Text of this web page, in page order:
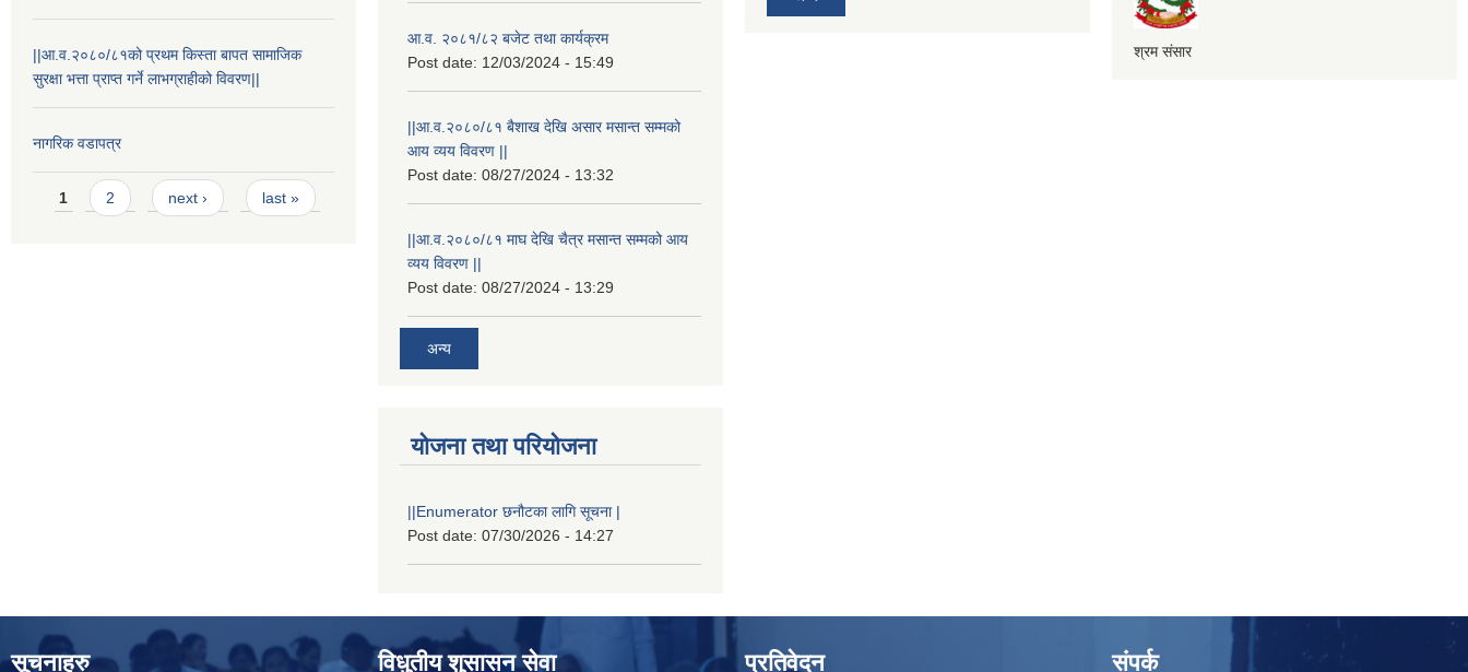
||आ.व.२०८०/८१को प्रथम किस्ता बापत सामाजिक
सुरक्षा भत्ता प्राप्त गर्ने लाभग्राहीको विवरण||
नागरिक वडापत्र
Pages
1 2 next › last »
आ.व. २०८१/८२ बजेट तथा कार्यक्रम
Post date: 12/03/2024 - 15:49
||आ.व.२०८०/८१ बैशाख देखि असार मसान्त सम्मको
आय व्यय विवरण ||
Post date: 08/27/2024 - 13:32
||आ.व.२०८०/८१ माघ देखि चैत्र मसान्त सम्मको आय
व्यय विवरण ||
Post date: 08/27/2024 - 13:29
अन्य
योजना तथा परियोजना
||Enumerator छनौटका लागि सूचना |
Post date: 07/30/2026 - 14:27
श्रम संसार
सूचनाहरु विधुतीय शुसासन सेवा प्रतिवेदन संपर्क